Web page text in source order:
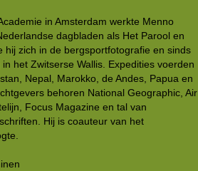
in Amsterdam werkte Menno
dagbladen als Het Parool en
hij zich in de bergsportfotografie en sinds
het Zwitserse Wallis. Expedities voerden
Nepal, Marokko, de Andes, Papua en
behoren National Geographic, Air
Focus Magazine en tal van
Hij is coauteur van het